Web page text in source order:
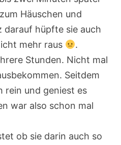
Häuschen und
darauf hüpfte sie auch
mehr raus
.
Stunden. Nicht mal
Seitdem
rein und geniest es
war also schon mal
ob sie darin auch so